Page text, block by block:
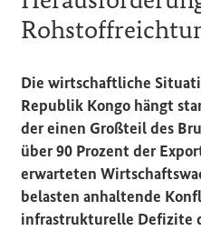
Die wirtschaftliche
Republik Kongo hängt
der einen Großteil des
über 90 Prozent der
erwarteten
belasten anhaltende
infrastrukturelle Defizite